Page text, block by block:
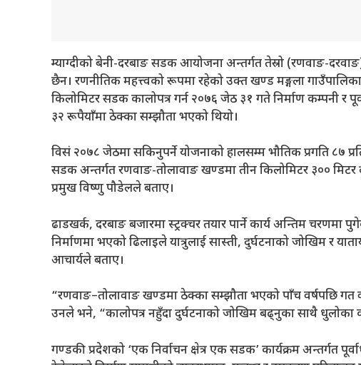
म्याग्दीको बेनी-दरबाङ सडक आयोजना अन्तर्गत तेस्रो (रणवाङ-
छैन। रणनीतिक महत्त्वको रूपमा रहेको उक्त खण्ड मङ्गला
किलोमिटर सडक कालोपत्र गर्न २०७६ जेठ ३१ गते निर्माण कम्पनी र
३२ रूपैयाँमा ठेक्का सम्झौता भएको थियो।
विसं २०७८ जेठमा सकिनुपर्ने योजनाको हालसम्म भौतिक प्रगति ८७
सडक अन्तर्गत रणवाङ-तोलावाङ खण्डमा तीन किलोमिटर ३०० मिटर
प्रमुख विष्णु पौडेलले बताए।
ढाडखर्क, दरबाङ बजारमा स्ट्रक्चर तयार पार्ने कार्य अन्तिम
निर्माणमा भएको ढिलाइले यात्रुलाई सास्ती, दुर्घटनाको जोखिम र
आचार्यले बताए।
“रणवाङ–तोलावाङ खण्डमा ठेक्का सम्झौता भएको पाँच वर्षपछि
उनले भने, “कालोपत्र नहुँदा दुर्घटनाको जोखिम बढ्नुका साथै धुलोका
गण्डकी प्रदेशको ‘एक निर्वाचन क्षेत्र एक सडक’ कार्यक्रम अन्तर्गत